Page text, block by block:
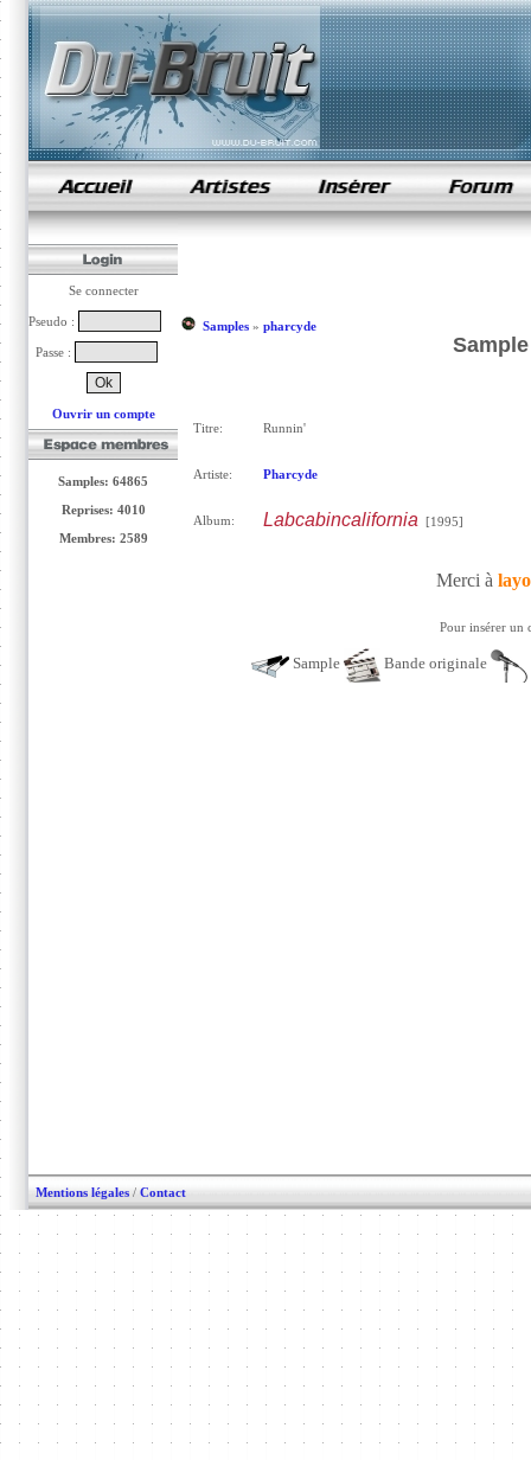
samples de rap
Se connecter
Pseudo :
Passe :
Ouvrir un compte
Samples: 64865
Reprises: 4010
Membres: 2589
Samples» pharcyde
Titre: Runnin'
Artiste: Pharcyde
Album: Labcabincalifornia [1995]
Merci à
Pour insérer un
Sample Bande originale
Mentions légales / Contact